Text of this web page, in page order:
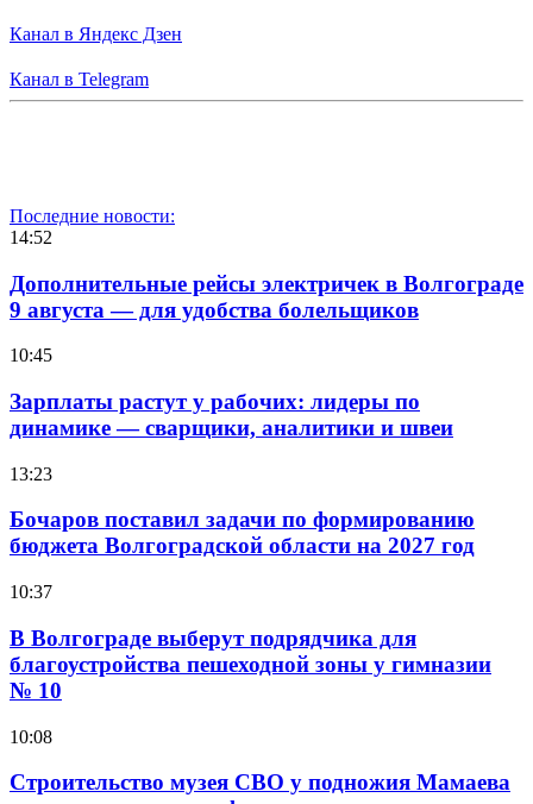
Канал в Яндекс Дзен
Канал в Telegram
Последние новости:
14:52
Дополнительные рейсы электричек в Волгограде
9 августа — для удобства болельщиков
10:45
Зарплаты растут у рабочих: лидеры по
динамике — сварщики, аналитики и швеи
13:23
Бочаров поставил задачи по формированию
бюджета Волгоградской области на 2027 год
10:37
В Волгограде выберут подрядчика для
благоустройства пешеходной зоны у гимназии
№ 10
10:08
Строительство музея СВО у подножия Мамаева